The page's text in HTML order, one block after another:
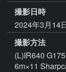
撮影日時
2024年3月14
撮影方法
(L)IR640
6m×11